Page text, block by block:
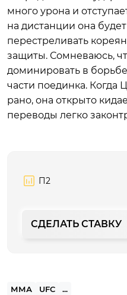
много урона и
на дистанции она
перестреливать
защиты. Сомневаюсь,
доминировать в
части поединка. Когда
рано, она открыто
переводы легко
П2
СДЕЛАТЬ СТАВКУ
ММА UFC ...